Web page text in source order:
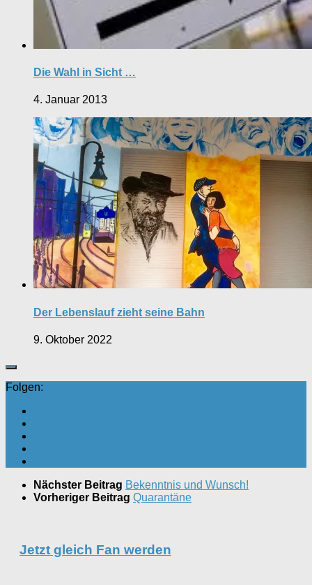
Die Wahl in Sicht …
4. Januar 2013
Der Lebenslauf zieht seine Bahn
9. Oktober 2022
Folgen:
Nächster Beitrag Bekenntnis und Wunsch!
Vorheriger Beitrag Quarantäne
Jetzt gleich Fan werden